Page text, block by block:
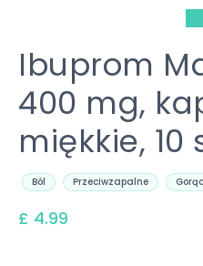
Ibuprom
400 mg,
miękkie, 10
Ból Przeciwzapalne
£ 4.99